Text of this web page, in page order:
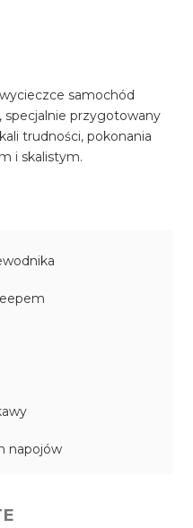
samochód
przygotowany
trudności, pokonania
i skalistym.
napojów